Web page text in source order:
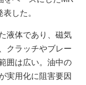
した。
液体であり、磁気
クラッチやブレー
囲は広い。油中の
実用化に阻害要因